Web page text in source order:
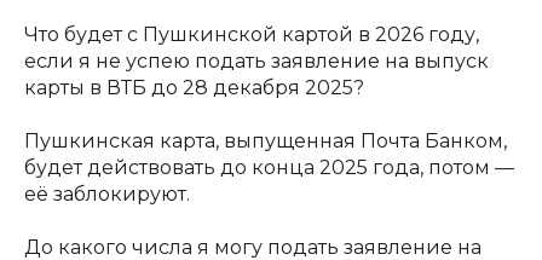
Что будет с Пушкинской картой в 2026 году,
если я не успею подать заявление на выпуск
карты в ВТБ до 28 декабря 2025?
Пушкинская карта, выпущенная Почта Банком,
будет действовать до конца 2025 года, потом —
её заблокируют.
До какого числа я могу подать заявление на